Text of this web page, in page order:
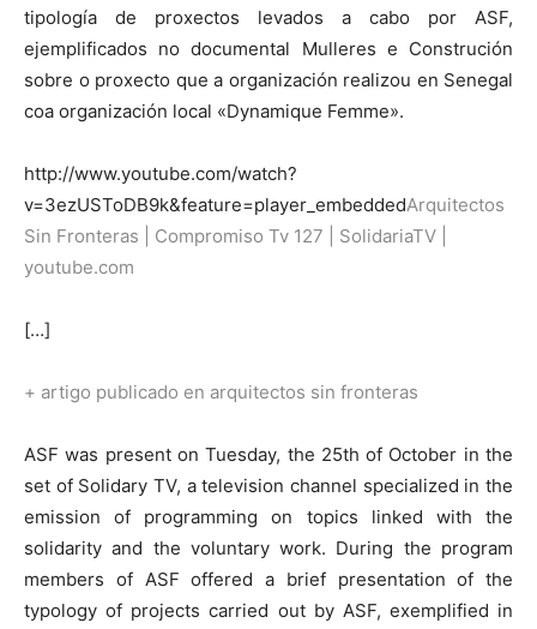
tipología de proxectos levados a cabo por ASF,
ejemplificados no documental Mulleres e Construción
sobre o proxecto que a organización realizou en Senegal
coa organización local «Dynamique Femme».
http://www.youtube.com/watch?
v=3ezUSToDB9k&feature=player_embeddedArquitectos
Sin Fronteras | Compromiso Tv 127 | SolidariaTV
youtube.com
[…]
+ artigo publicado en arquitectos sin fronteras
ASF was present on Tuesday, the 25th of October in the
set of Solidary TV, a television channel specialized in the
emission of programming on topics linked with the
solidarity and the voluntary work. During the program
members of ASF offered a brief presentation of the
typology of projects carried out by ASF, exemplified in